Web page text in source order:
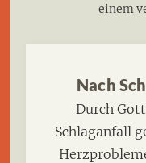
einem
Nach
Durch
Schlaganfall